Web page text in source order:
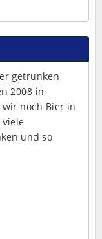
getrunken
2008 in
noch Bier in
und so